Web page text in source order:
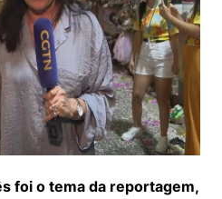
foi o tema da reportagem,